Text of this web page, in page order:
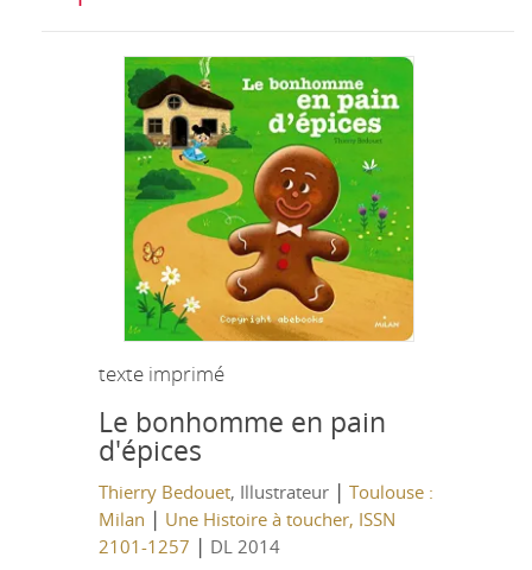
texte imprimé
Le bonhomme en pain
d'épices
Thierry Bedouet, Illustrateur | Toulouse :
Milan | Une Histoire à toucher, ISSN
2101-1257 | DL 2014